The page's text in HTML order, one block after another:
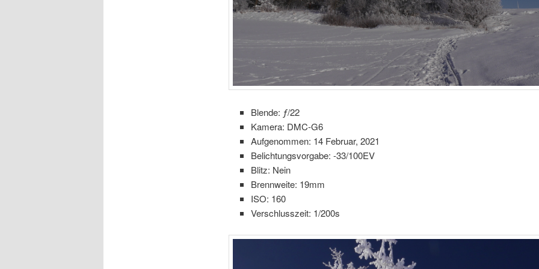
Blende: ƒ/22
Kamera: DMC-G6
Aufgenommen: 14 Februar, 2021
Belichtungsvorgabe: -33/100EV
Blitz: Nein
Brennweite: 19mm
ISO: 160
Verschlusszeit: 1/200s